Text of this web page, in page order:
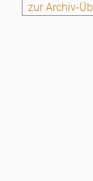
zur Archiv-